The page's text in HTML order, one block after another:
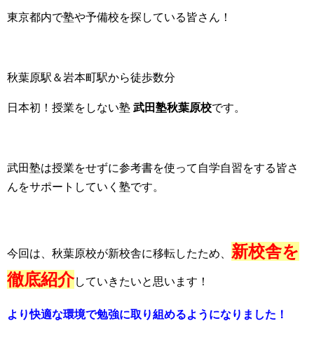
東京都内で塾や予備校を探している皆さん！
秋葉原駅＆岩本町駅から徒歩数分
日本初！授業をしない塾 武田塾秋葉原校です。
武田塾は授業をせずに参考書を使って自学自習をする皆さ
んをサポートしていく塾です。
今回は、秋葉原校が新校舎に移転したため、 新校舎を
徹底紹介していきたいと思います！
より快適な環境で勉強に取り組めるようになりました！